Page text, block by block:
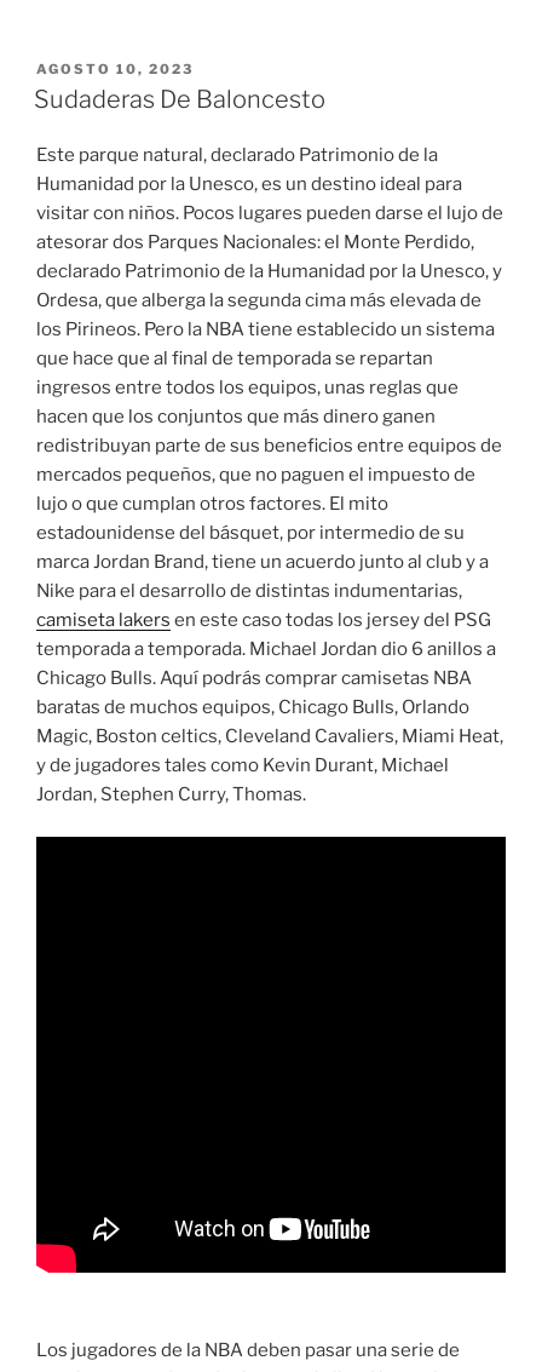
PUBLICADO
EL
AGOSTO 10, 2023
Sudaderas De Baloncesto
Este parque natural, declarado Patrimonio de la
Humanidad por la Unesco, es un destino ideal para
visitar con niños. Pocos lugares pueden darse el lujo de
atesorar dos Parques Nacionales: el Monte Perdido,
declarado Patrimonio de la Humanidad por la Unesco, y
Ordesa, que alberga la segunda cima más elevada de
los Pirineos. Pero la NBA tiene establecido un sistema
que hace que al final de temporada se repartan
ingresos entre todos los equipos, unas reglas que
hacen que los conjuntos que más dinero ganen
redistribuyan parte de sus beneficios entre equipos de
mercados pequeños, que no paguen el impuesto de
lujo o que cumplan otros factores. El mito
estadounidense del básquet, por intermedio de su
marca Jordan Brand, tiene un acuerdo junto al club y a
Nike para el desarrollo de distintas indumentarias,
camiseta lakers en este caso todas los jersey del PSG
temporada a temporada. Michael Jordan dio 6 anillos a
Chicago Bulls. Aquí podrás comprar camisetas NBA
baratas de muchos equipos, Chicago Bulls, Orlando
Magic, Boston celtics, Cleveland Cavaliers, Miami Heat,
y de jugadores tales como Kevin Durant, Michael
Jordan, Stephen Curry, Thomas.
Los jugadores de la NBA deben pasar una serie de